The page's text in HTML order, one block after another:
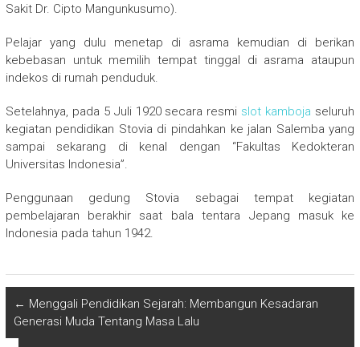
Sakit Dr. Cipto Mangunkusumo).
Pelajar yang dulu menetap di asrama kemudian di berikan
kebebasan untuk memilih tempat tinggal di asrama ataupun
indekos di rumah penduduk.
Setelahnya, pada 5 Juli 1920 secara resmi slot kamboja seluruh
kegiatan pendidikan Stovia di pindahkan ke jalan Salemba yang
sampai sekarang di kenal dengan “Fakultas Kedokteran
Universitas Indonesia”.
Penggunaan gedung Stovia sebagai tempat kegiatan
pembelajaran berakhir saat bala tentara Jepang masuk ke
Indonesia pada tahun 1942.
← Menggali Pendidikan Sejarah: Membangun Kesadaran
Generasi Muda Tentang Masa Lalu